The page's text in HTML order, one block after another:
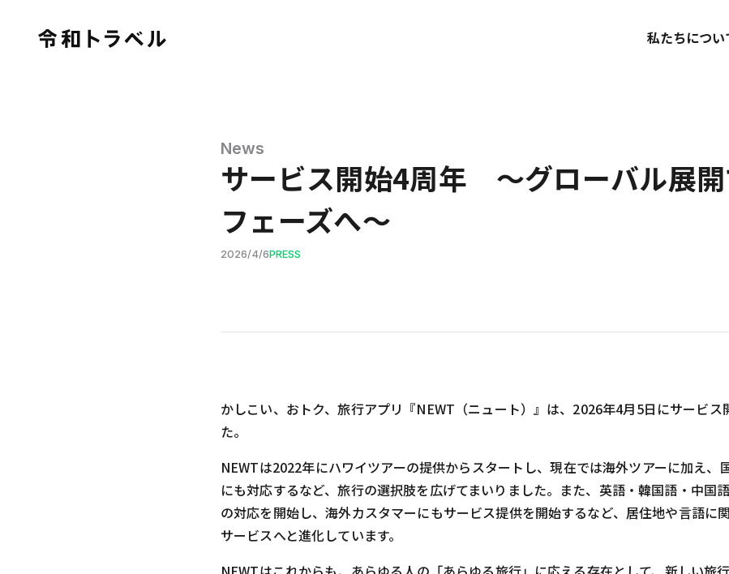
私たちについ
News
サービス開始4周年 〜グローバル展
フェーズへ〜
2026/4/6PRESS
かしこい、おトク、旅行アプリ『NEWT（ニュート）』は、2026年4月5日にサービス
た。
NEWTは2022年にハワイツアーの提供からスタートし、現在では海外ツアーに加え、
にも対応するなど、旅行の選択肢を広げてまいりました。また、英語・韓国語・中国
の対応を開始し、海外カスタマーにもサービス提供を開始するなど、居住地や言語に
サービスへと進化しています。